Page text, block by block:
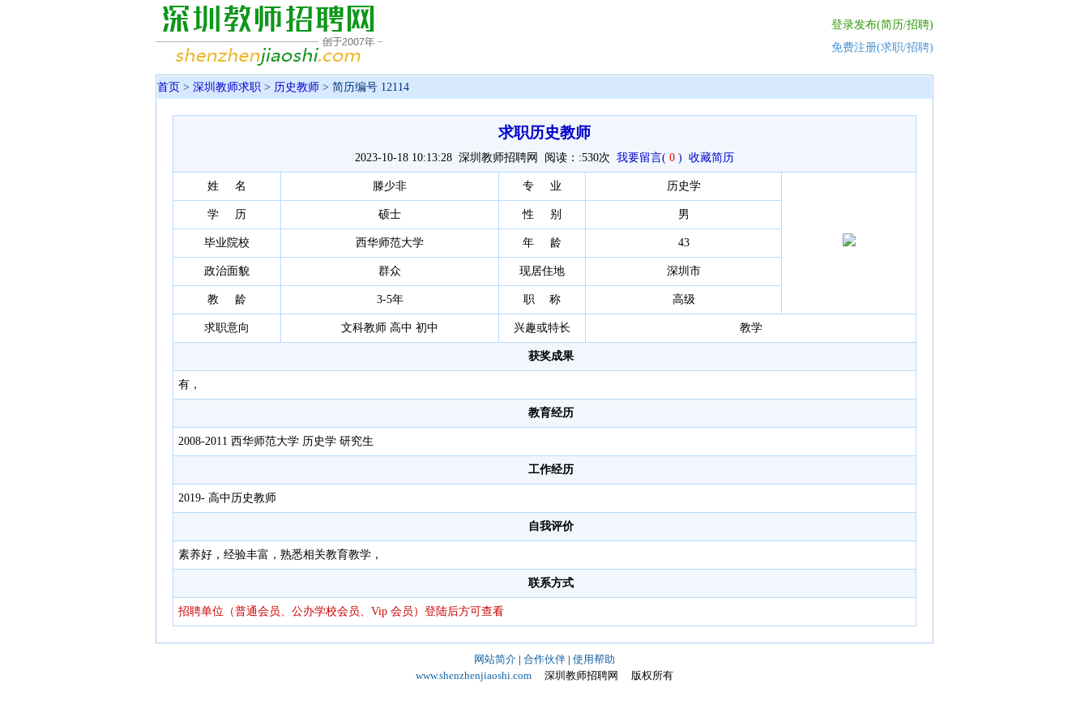
登录发布(简历/招聘)
免费注册(求职/招聘)
首页 > 深圳教师求职 > 历史教师 > 简历编号 12114
求职历史教师
2023-10-18 10:13:28 深圳教师招聘网 阅读：:530次 我要留言( 0 ) 收藏简历
姓 名 滕少非 专 业 历史学
学 历 硕士 性 别 男
毕业院校 西华师范大学 年 龄 43
政治面貌 群众 现居住地 深圳市
教 龄 3-5年 职 称 高级
求职意向 文科教师 高中 初中 兴趣或特长 教学
获奖成果
有，
教育经历
2008-2011 西华师范大学 历史学 研究生
工作经历
2019- 高中历史教师
自我评价
素养好，经验丰富，熟悉相关教育教学，
联系方式
招聘单位（普通会员、公办学校会员、Vip 会员）登陆后方可查看
网站简介 | 合作伙伴 | 使用帮助
www.shenzhenjiaoshi.com 深圳教师招聘网 版权所有